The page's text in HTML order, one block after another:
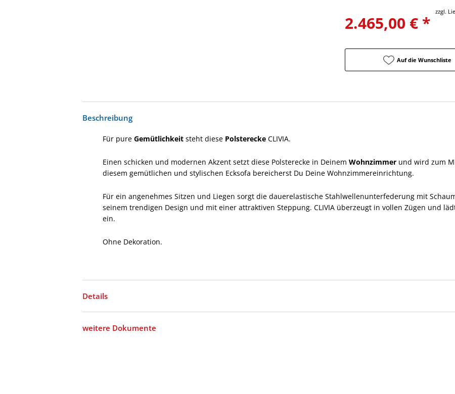
2.465,00 € *
zzgl.
Auf die Wunschliste
Beschreibung
Für pureGemütlichkeit steht diese Polsterecke CLIVIA.
Einen schicken und modernen Akzent setzt diese Polsterecke in DeinemWohnzimmer und wird zum
diesem gemütlichen und stylischen Ecksofa bereicherst Du Deine Wohnzimmereinrichtung.
Für ein angenehmes Sitzen und Liegen sorgt die dauerelastische Stahlwellenunterfederung mit
seinem trendigen Design und mit einer attraktiven Steppung. CLIVIA überzeugt in vollen Zügen und
ein.
Ohne Dekoration.
Details
weitere Dokumente